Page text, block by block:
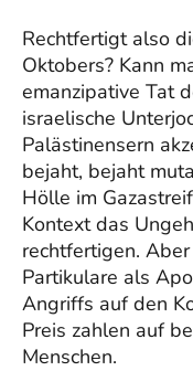
Rechtfertigt also
Oktobers? Kann
emanzipative Tat
israelische
Palästinensern
bejaht, bejaht
Hölle im
Kontext das
rechtfertigen.
Partikulare als
Angriffs auf den
Preis zahlen auf
Menschen.